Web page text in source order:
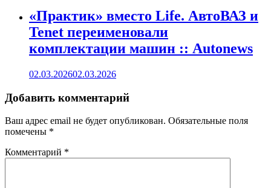
«Практик» вместо Life. АвтоВАЗ и
Tenet переименовали
комплектации машин :: Autonews
02.03.202602.03.2026
Добавить комментарий
Ваш адрес email не будет опубликован. Обязательные поля
помечены *
Комментарий *